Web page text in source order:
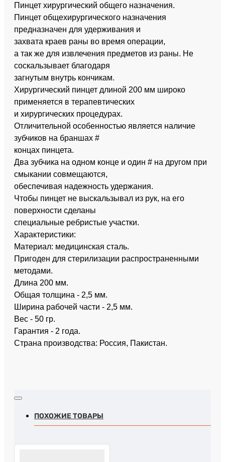
Пинцет хирургический общего назначения.
Пинцет общехирургического назначения
предназначен для удерживания и
захвата краев раны во время операции,
а так же для извлечения предметов из раны. Не
соскальзывает благодаря
загнутым внутрь кончикам.
Хирургический пинцет длиной 200 мм широко
применяется в терапевтических
и хирургических процедурах.
Отличительной особенностью является наличие
зубчиков на браншах #
концах пинцета.
Два зубчика на одном конце и один # на другом при
смыкании совмещаются,
обеспечивая надежность удержания.
Чтобы пинцет не выскальзывал из рук, на его
поверхности сделаны
специальные ребристые участки.
Характеристики:
Материал: медицинская сталь.
Пригоден для стерилизации распространенными
методами.
Длина 200 мм.
Общая толщина - 2,5 мм.
Ширина рабочей части - 2,5 мм.
Вес - 50 гр.
Гарантия - 2 года.
Страна производства: Россия, Пакистан.
ПОХОЖИЕ ТОВАРЫ